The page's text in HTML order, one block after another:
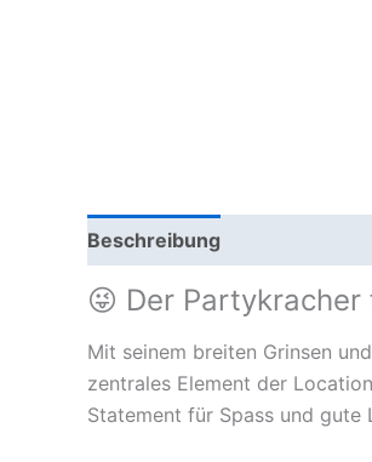
Beschreibung
😜 Der
Mit seinem breiten Grinsen
zentrales Element der
Statement für Spass und gute